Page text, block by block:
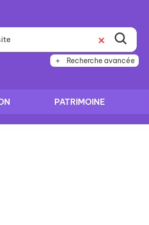
Recherche avancée
PATRIMOINE